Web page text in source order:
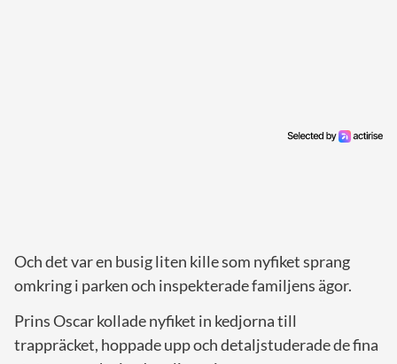
Och det var en busig liten kille som nyfiket sprang
omkring i parken och inspekterade familjens ägor.
Prins Oscar kollade nyfiket in kedjorna till
trappräcket, hoppade upp och detaljstuderade de fina